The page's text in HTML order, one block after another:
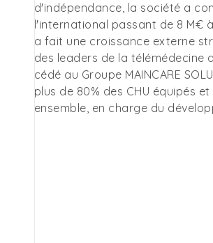
d'indépendance, la société a
l'international passant de 8 M€
a fait une croissance externe
des leaders de la télémédecine
cédé au Groupe MAINCARE
plus de 80% des CHU équipés
ensemble, en charge du